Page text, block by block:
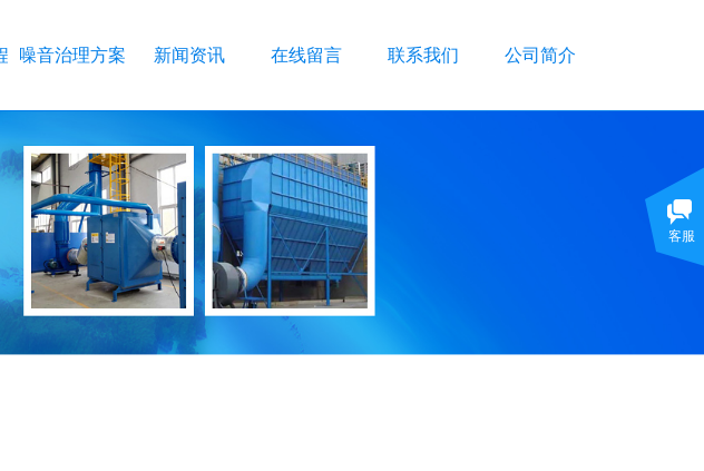
噪音治理方案 新闻资讯 在线留言 联系我们 公司简介
客服